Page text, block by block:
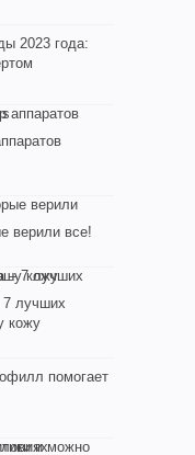
2023 года:
верили все!
7 лучших
кожу
помогает